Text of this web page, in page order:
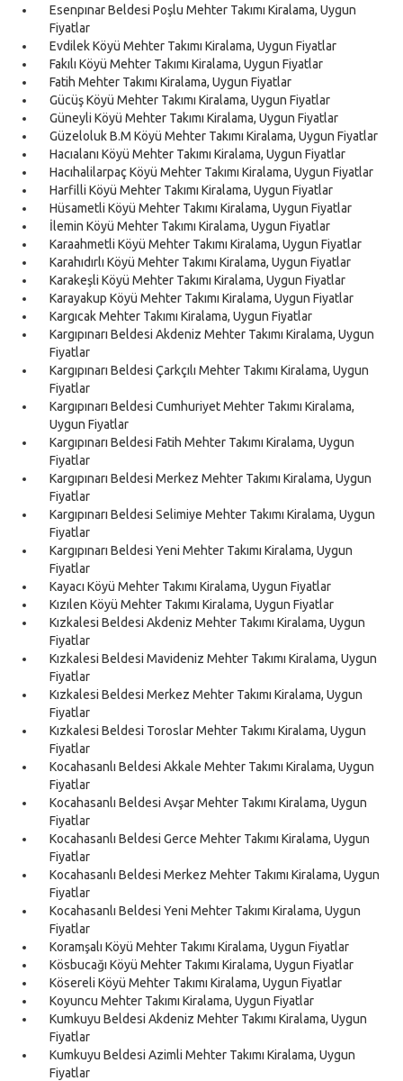
Esenpınar Beldesi Poşlu Mehter Takımı Kiralama, Uygun
Fiyatlar
Evdilek Köyü Mehter Takımı Kiralama, Uygun Fiyatlar
Fakılı Köyü Mehter Takımı Kiralama, Uygun Fiyatlar
Fatih Mehter Takımı Kiralama, Uygun Fiyatlar
Gücüş Köyü Mehter Takımı Kiralama, Uygun Fiyatlar
Güneyli Köyü Mehter Takımı Kiralama, Uygun Fiyatlar
Güzeloluk B.M Köyü Mehter Takımı Kiralama, Uygun Fiyatlar
Hacıalanı Köyü Mehter Takımı Kiralama, Uygun Fiyatlar
Hacıhalilarpaç Köyü Mehter Takımı Kiralama, Uygun Fiyatlar
Harfilli Köyü Mehter Takımı Kiralama, Uygun Fiyatlar
Hüsametli Köyü Mehter Takımı Kiralama, Uygun Fiyatlar
İlemin Köyü Mehter Takımı Kiralama, Uygun Fiyatlar
Karaahmetli Köyü Mehter Takımı Kiralama, Uygun Fiyatlar
Karahıdırlı Köyü Mehter Takımı Kiralama, Uygun Fiyatlar
Karakeşli Köyü Mehter Takımı Kiralama, Uygun Fiyatlar
Karayakup Köyü Mehter Takımı Kiralama, Uygun Fiyatlar
Kargıcak Mehter Takımı Kiralama, Uygun Fiyatlar
Kargıpınarı Beldesi Akdeniz Mehter Takımı Kiralama, Uygun
Fiyatlar
Kargıpınarı Beldesi Çarkçılı Mehter Takımı Kiralama, Uygun
Fiyatlar
Kargıpınarı Beldesi Cumhuriyet Mehter Takımı Kiralama,
Uygun Fiyatlar
Kargıpınarı Beldesi Fatih Mehter Takımı Kiralama, Uygun
Fiyatlar
Kargıpınarı Beldesi Merkez Mehter Takımı Kiralama, Uygun
Fiyatlar
Kargıpınarı Beldesi Selimiye Mehter Takımı Kiralama, Uygun
Fiyatlar
Kargıpınarı Beldesi Yeni Mehter Takımı Kiralama, Uygun
Fiyatlar
Kayacı Köyü Mehter Takımı Kiralama, Uygun Fiyatlar
Kızılen Köyü Mehter Takımı Kiralama, Uygun Fiyatlar
Kızkalesi Beldesi Akdeniz Mehter Takımı Kiralama, Uygun
Fiyatlar
Kızkalesi Beldesi Mavideniz Mehter Takımı Kiralama, Uygun
Fiyatlar
Kızkalesi Beldesi Merkez Mehter Takımı Kiralama, Uygun
Fiyatlar
Kızkalesi Beldesi Toroslar Mehter Takımı Kiralama, Uygun
Fiyatlar
Kocahasanlı Beldesi Akkale Mehter Takımı Kiralama, Uygun
Fiyatlar
Kocahasanlı Beldesi Avşar Mehter Takımı Kiralama, Uygun
Fiyatlar
Kocahasanlı Beldesi Gerce Mehter Takımı Kiralama, Uygun
Fiyatlar
Kocahasanlı Beldesi Merkez Mehter Takımı Kiralama, Uygun
Fiyatlar
Kocahasanlı Beldesi Yeni Mehter Takımı Kiralama, Uygun
Fiyatlar
Koramşalı Köyü Mehter Takımı Kiralama, Uygun Fiyatlar
Kösbucağı Köyü Mehter Takımı Kiralama, Uygun Fiyatlar
Kösereli Köyü Mehter Takımı Kiralama, Uygun Fiyatlar
Koyuncu Mehter Takımı Kiralama, Uygun Fiyatlar
Kumkuyu Beldesi Akdeniz Mehter Takımı Kiralama, Uygun
Fiyatlar
Kumkuyu Beldesi Azimli Mehter Takımı Kiralama, Uygun
Fiyatlar